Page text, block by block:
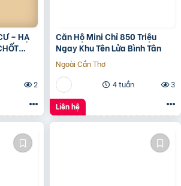
– HẠ
2
Căn Hộ Mini Chỉ 850 Triệu
Ngay Khu Tên Lửa Bình Tân
Ngoài Cần Thơ
4 tuần
3
Liên hệ